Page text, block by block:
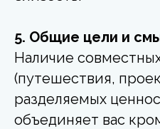
5. Общие цели и
Наличие
(путешествия,
разделяемых
объединяет вас